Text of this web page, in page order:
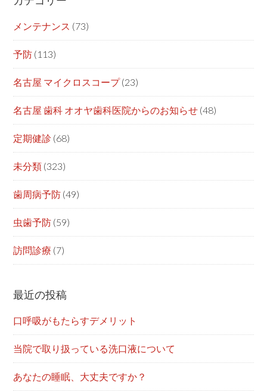
メンテナンス (73)
予防 (113)
名古屋 マイクロスコープ(23)
名古屋 歯科 オオヤ歯科医院からのお知らせ (48)
定期健診 (68)
未分類 (323)
歯周病予防 (49)
虫歯予防 (59)
訪問診療 (7)
最近の投稿
口呼吸がもたらすデメリット
当院で取り扱っている洗口液について
あなたの睡眠、大丈夫ですか？